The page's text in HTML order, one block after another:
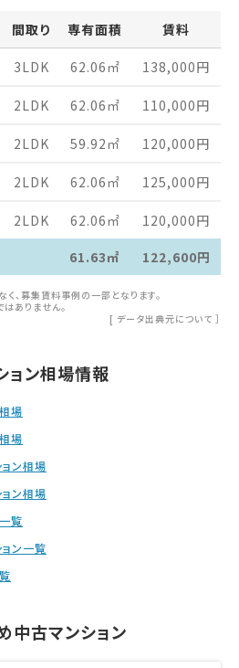
間取り 専有面積 賃料
3LDK 62.06 ㎡ 138,000円
2LDK 62.06 ㎡ 110,000円
2LDK 59.92 ㎡ 120,000円
2LDK 62.06 ㎡ 125,000円
2LDK 62.06 ㎡ 120,000円
61.63㎡ 122,600円
、募集賃料事例の一部となります。
ありません。
[ データ出典元について ］
ョン相場情報
場
場
ン相場
ン相場
覧
ン一覧
中古マンション